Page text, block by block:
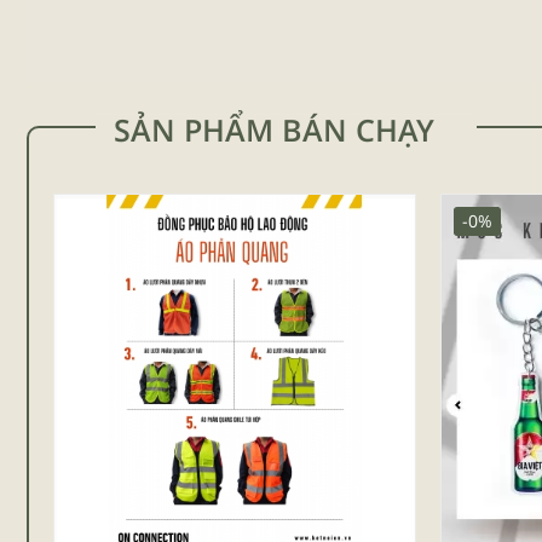
SẢN PHẨM BÁN CHẠY
-0%